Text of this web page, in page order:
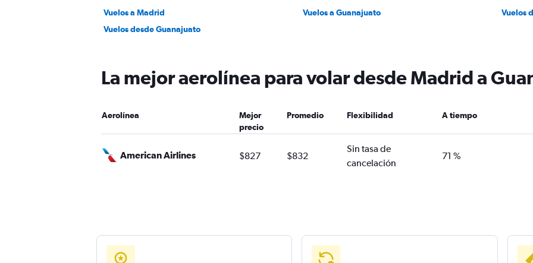
Vuelos a Madrid Vuelos a Guanajuato
Vuelos
Vuelos desde Guanajuato
La mejor aerolínea para volar desde Madrid a
Aerolínea
Mejor
precio
Promedio Flexibilidad A tiempo
American Airlines $827 $832
Sin tasa de
cancelación
71 %